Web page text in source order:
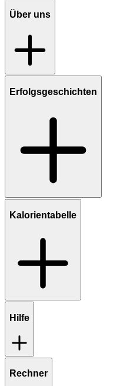
Über uns
Erfolgsgeschichten
Kalorientabelle
Hilfe
Rechner